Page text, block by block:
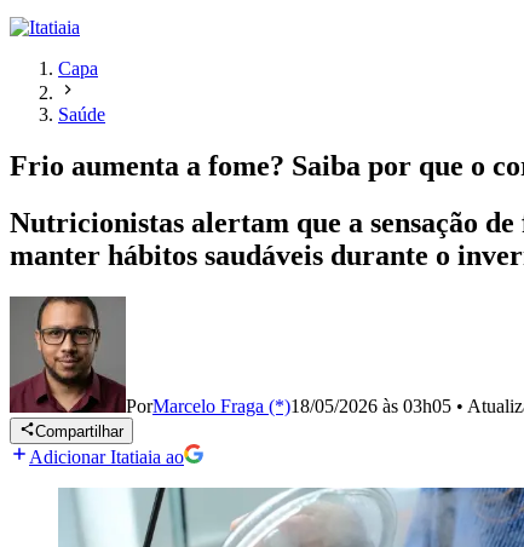
Capa
Saúde
Frio aumenta a fome? Saiba por que o
Nutricionistas alertam que a sensação
manter hábitos saudáveis durante o
PorMarcelo Fraga (*)18/05/2026 às 03h05 •
Compartilhar
Adicionar Itatiaia ao